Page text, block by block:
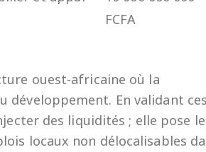
FCFA
ouest-africaine où la
En validant
des liquidités ; elle pose
locaux non délocalisables